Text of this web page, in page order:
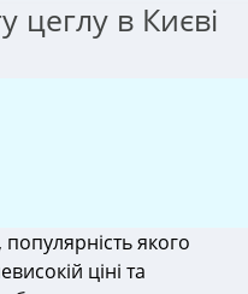
цеглу в Києві
якого
ціні та